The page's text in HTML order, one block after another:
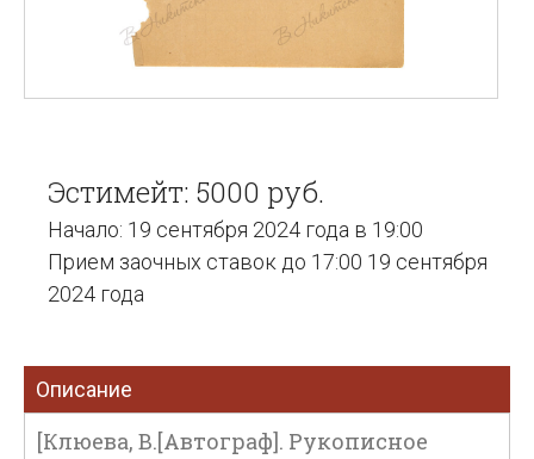
Эстимейт: 5000 руб.
Начало: 19 сентября 2024 года в 19:00
Прием заочных ставок до 17:00 19 сентября
2024 года
Описание
[Клюева, В.[Автограф]. Рукописное